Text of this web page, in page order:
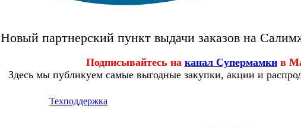
Новый партнерский пункт выдачи заказов на
Подписывайтесь на канал Супермамки в
Здесь мы публикуем самые выгодные закупки, акции и
Техподдержка